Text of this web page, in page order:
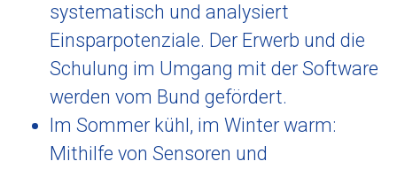
systematisch und analysiert
Einsparpotenziale. Der Erwerb und die
Schulung im Umgang mit der Software
werden vom Bund gefördert.
Im Sommer kühl, im Winter warm:
Mithilfe von Sensoren und